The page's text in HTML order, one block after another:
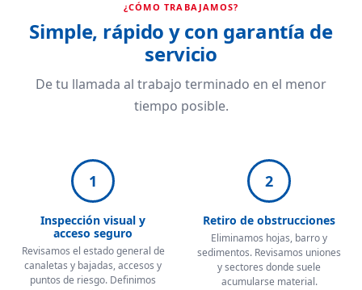
¿CÓMO TRABAJAMOS?
Simple, rápido y con garantía de
servicio
De tu llamada al trabajo terminado en el menor
tiempo posible.
1
Inspección visual y
acceso seguro
Revisamos el estado general de
canaletas y bajadas, accesos y
puntos de riesgo. Definimos
2
Retiro de obstrucciones
Eliminamos hojas, barro y
sedimentos. Revisamos uniones
y sectores donde suele
acumularse material.